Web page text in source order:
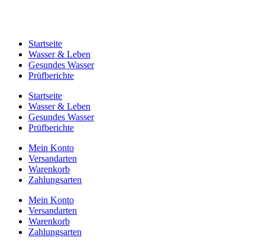
Startseite
Wasser & Leben
Gesundes Wasser
Prüfberichte
Startseite
Wasser & Leben
Gesundes Wasser
Prüfberichte
Mein Konto
Versandarten
Warenkorb
Zahlungsarten
Mein Konto
Versandarten
Warenkorb
Zahlungsarten